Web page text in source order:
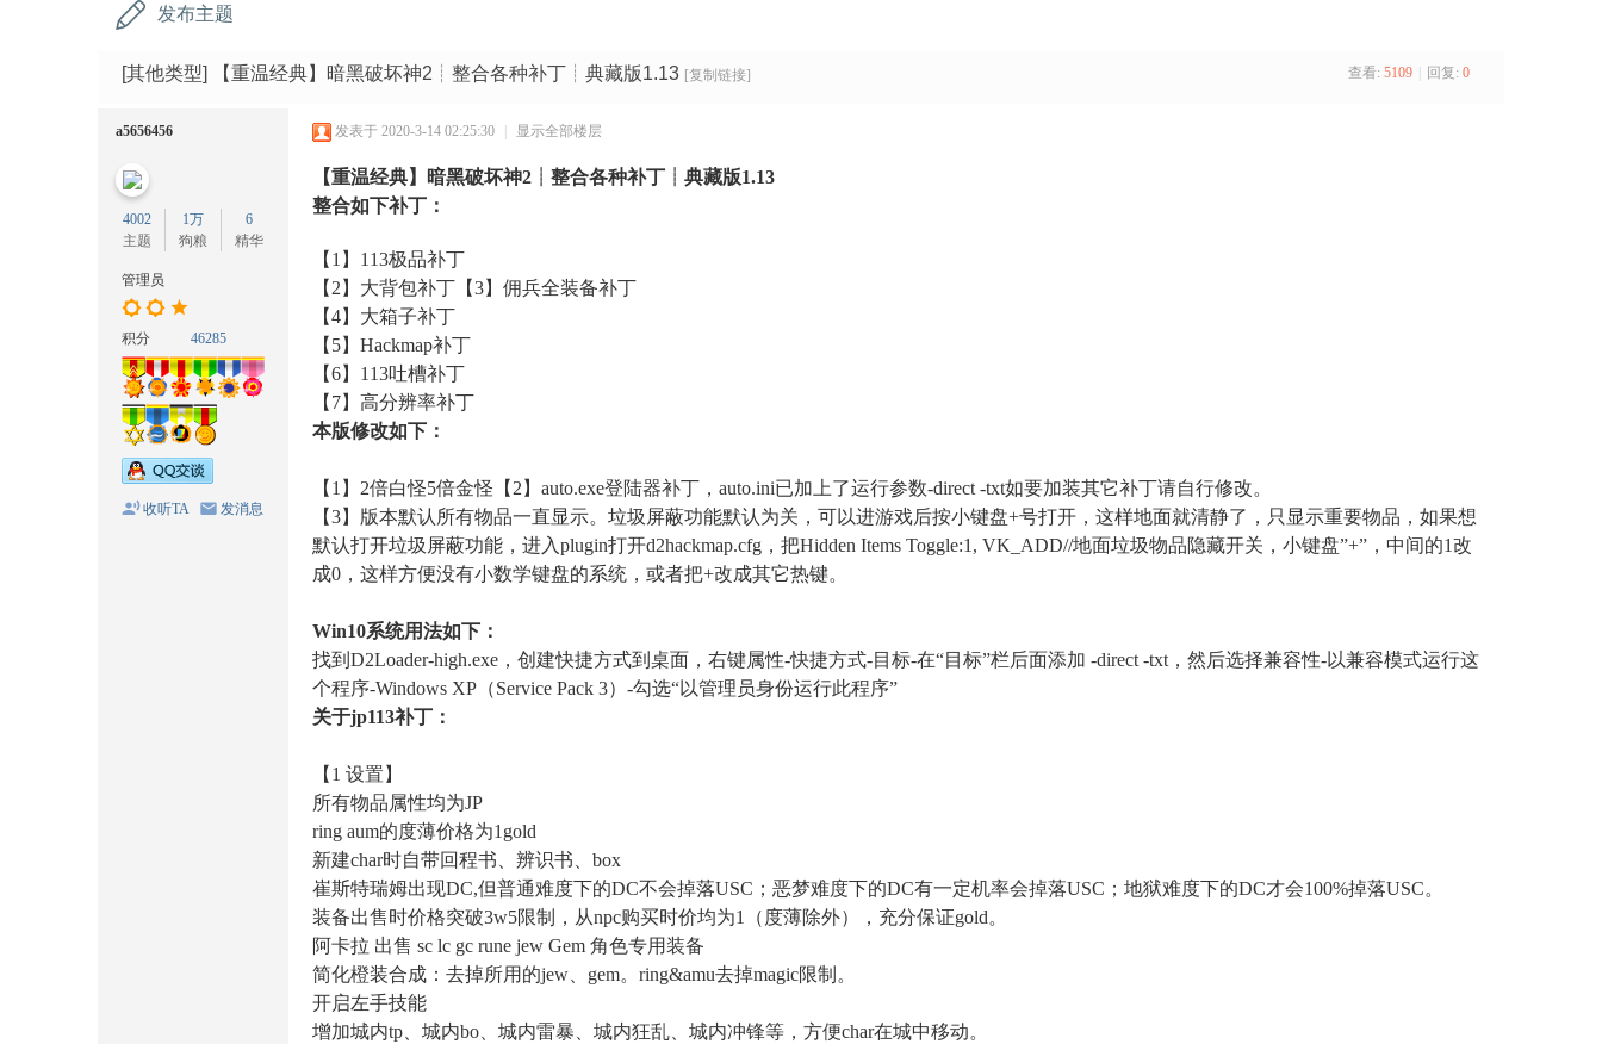
发布主题
[其他类型] 【重温经典】暗黑破坏神2┊整合各种补丁┊典藏版1.13 [复制链接] 查看: 5109 | 回复: 0
a5656456
4002
主题
1万
狗粮
6
精华
管理员
积分 46285
收听TA 发消息
发表于 2020-3-14 02:25:30 | 显示全部楼层
【重温经典】暗黑破坏神2┊整合各种补丁┊典藏版1.13
整合如下补丁：
【1】113极品补丁
【2】大背包补丁 【3】佣兵全装备补丁
【4】大箱子补丁
【5】Hackmap补丁
【6】113吐槽补丁
【7】高分辨率补丁
本版修改如下：
【1】2倍白怪5倍金怪【2】auto.exe登陆器补丁，auto.ini已加上了运行参数-direct -txt如要加装其它补丁请自行修改。
【3】版本默认所有物品一直显示。垃圾屏蔽功能默认为关，可以进游戏后按小键盘+号打开，这样地面就清静了，只显示重要物品，如果想
默认打开垃圾屏蔽功能，进入plugin打开d2hackmap.cfg，把Hidden Items Toggle:1, VK_ADD//地面垃圾物品隐藏开关，小键盘”+”，中间的1改
成0，这样方便没有小数学键盘的系统，或者把+改成其它热键。
Win10系统用法如下：
找到D2Loader-high.exe，创建快捷方式到桌面，右键属性-快捷方式-目标-在“目标”栏后面添加 -direct -txt，然后选择兼容性-以兼容模式运行这
个程序-Windows XP（Service Pack 3）-勾选“以管理员身份运行此程序”
关于jp113补丁：
【1 设置】
所有物品属性均为JP
ring aum的度薄价格为1gold
新建char时自带回程书、辨识书、box
崔斯特瑞姆出现DC,但普通难度下的DC不会掉落USC；恶梦难度下的DC有一定机率会掉落USC；地狱难度下的DC才会100%掉落USC。
装备出售时价格突破3w5限制，从npc购买时价均为1（度薄除外），充分保证gold。
阿卡拉 出售 sc lc gc rune jew Gem 角色专用装备
简化橙装合成：去掉所用的jew、gem。ring&amu去掉magic限制。
开启左手技能
增加城内tp、城内bo、城内雷暴、城内狂乱、城内冲锋等，方便char在城中移动。